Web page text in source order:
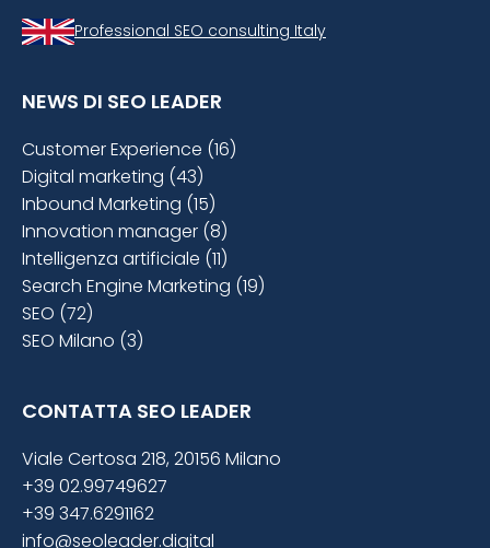
Professional SEO consulting Italy
NEWS DI SEO LEADER
Customer Experience (16)
Digital marketing (43)
Inbound Marketing (15)
Innovation manager (8)
Intelligenza artificiale (11)
Search Engine Marketing (19)
SEO (72)
SEO Milano (3)
CONTATTA SEO LEADER
Viale Certosa 218, 20156 Milano
+39 02.99749627
+39 347.6291162
info@seoleader.digital